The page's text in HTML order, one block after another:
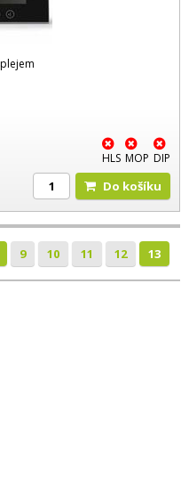
HLS MOP DIP
Do košíku
9 10 11 12 13